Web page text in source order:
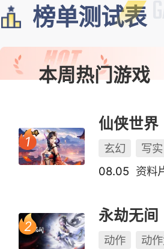
榜单测试表
本周热门游戏
仙侠世界
玄幻 写实
08.05 资料
永劫无间
动作 动